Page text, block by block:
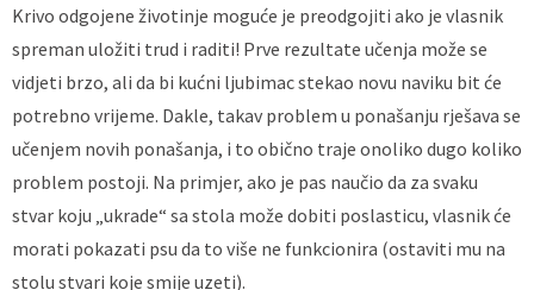
Krivo odgojene životinje moguće je preodgojiti ako je vlasnik
spreman uložiti trud i raditi! Prve rezultate učenja može se
vidjeti brzo, ali da bi kućni ljubimac stekao novu naviku bit će
potrebno vrijeme. Dakle, takav problem u ponašanju rješava se
učenjem novih ponašanja, i to obično traje onoliko dugo koliko
problem postoji. Na primjer, ako je pas naučio da za svaku
stvar koju „ukrade“ sa stola može dobiti poslasticu, vlasnik će
morati pokazati psu da to više ne funkcionira (ostaviti mu na
stolu stvari koje smije uzeti).